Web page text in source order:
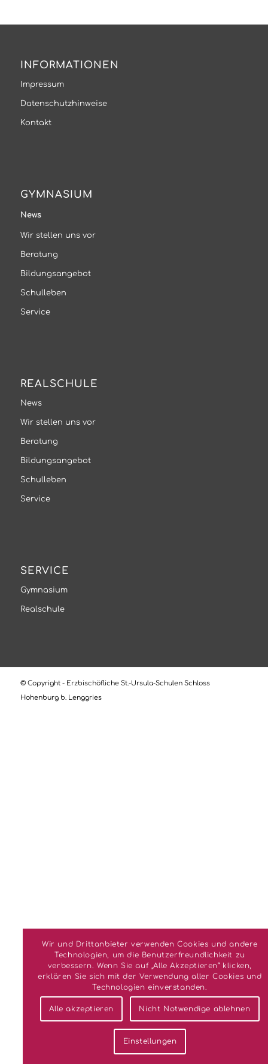
INFORMATIONEN
Impressum
Datenschutzhinweise
Kontakt
GYMNASIUM
News
Wir stellen uns vor
Beratung
Bildungsangebot
Schulleben
Service
REALSCHULE
News
Wir stellen uns vor
Beratung
Bildungsangebot
Schulleben
Service
SERVICE
Gymnasium
Realschule
© Copyright - Erzbischöfliche St.-Ursula-Schulen Schloss
Hohenburg b. Lenggries
Wir und Drittanbieter verwenden Cookies und andere
Technologien, um die Benutzerfreundlichkeit zu
verbessern. Wenn Sie auf „Alle Akzeptieren“ klicken,
erklären Sie sich mit der Verwendung aller Cookies und
Technologien einverstanden.
Alle akzeptieren Nicht Notwendige ablehnen
Einstellungen